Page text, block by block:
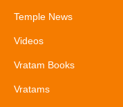
Temple News
Videos
Vratam Books
Vratams